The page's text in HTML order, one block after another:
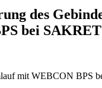
des
bei